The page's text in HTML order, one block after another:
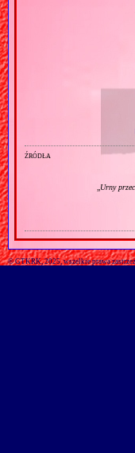
źródła
„Urny
© GTKRK, 2025, wszelkie prawa